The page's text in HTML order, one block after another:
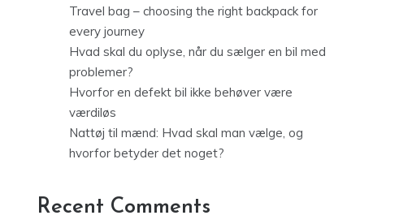
Travel bag – choosing the right backpack for
every journey
Hvad skal du oplyse, når du sælger en bil med
problemer?
Hvorfor en defekt bil ikke behøver være
værdiløs
Nattøj til mænd: Hvad skal man vælge, og
hvorfor betyder det noget?
Recent Comments